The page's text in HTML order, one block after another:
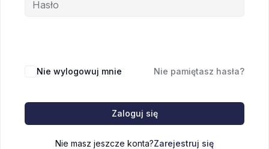
Nie wylogowuj mnie Nie pamiętasz hasła?
Zaloguj się
Nie masz jeszcze konta?Zarejestruj się